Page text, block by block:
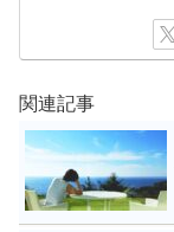
関連記事